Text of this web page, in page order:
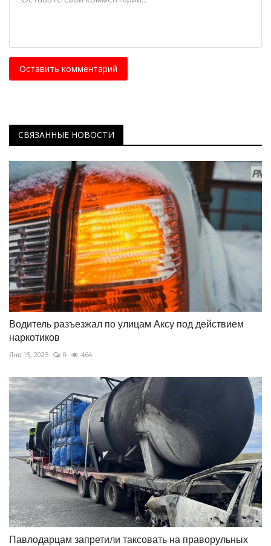
Оставить комментарий
СВЯЗАННЫЕ НОВОСТИ
Водитель разъезжал по улицам Аксу под действием
наркотиков
Янв 15, 2025 0 464
Павлодарцам запретили таксовать на праворульных